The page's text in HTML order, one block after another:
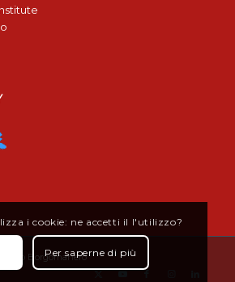
Borgomanero
i cookie: ne accetti il l'utilizzo?
Per saperne di più